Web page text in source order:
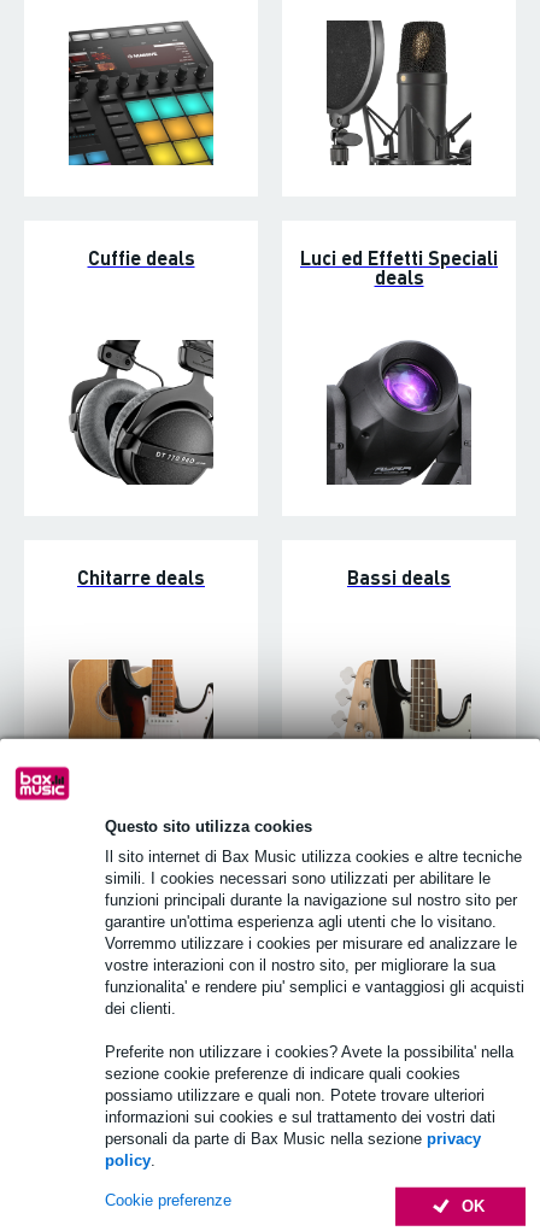
Questo sito utilizza cookies
Il sito internet di Bax Music utilizza cookies e altre tecniche
simili. I cookies necessari sono utilizzati per abilitare le
funzioni principali durante la navigazione sul nostro sito per
garantire un'ottima esperienza agli utenti che lo visitano.
Vorremmo utilizzare i cookies per misurare ed analizzare le
vostre interazioni con il nostro sito, per migliorare la sua
funzionalita' e rendere piu' semplici e vantaggiosi gli acquisti
dei clienti.
Preferite non utilizzare i cookies? Avete la possibilita' nella
sezione cookie preferenze di indicare quali cookies
possiamo utilizzare e quali non. Potete trovare ulteriori
informazioni sui cookies e sul trattamento dei vostri dati
personali da parte di Bax Music nella sezione privacy
policy
OK
Cookie preferenze
Cuffie deals Luci ed Effetti Speciali
deals
Chitarre deals Bassi deals
Batterie e percussioni
deals
Keyboard Instruments
deals
Strumenti a fiato deals Strumenti musicali